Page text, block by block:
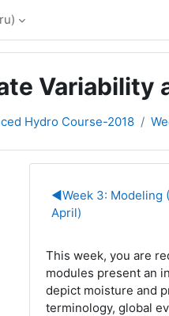
Variability
Hydro Course-2018
Section
◀︎Week 3: Modeling
April)
This week, you are
modules present an
depict moisture and
terminology, global